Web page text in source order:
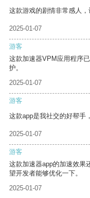
这款游戏的剧情非常感人，
2025-01-07
游客
这款加速器VPM应用程序
护。
2025-01-07
游客
这款app是我社交的好帮手
2025-01-07
游客
这款加速器app的加速效果
望开发者能够优化一下。
2025-01-07